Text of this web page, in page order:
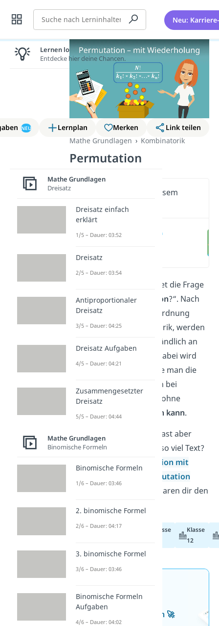
Suche Neu:
NEU Lernplan Merken
Link teilen
Mathe Grundlagen
Kombinatorik
Permutation
Wichtige Inhalte in diesem
Video
Permutation
Dieser Artikel beantwortet die Frage
Was ist eine Permutation?“. Nach
einer Definition und Einordnung
innerhalb der Kombinatorik, werden
die Permutationen verständlich an
Beispiel erklärt
. Dabei wird
jeweils unterschieden wie man die
Anzahl der Möglichkeiten bei
Permutationen mit oder ohne
Wiederholung
berechnen kann.
Du bist zwar textsicher hast aber
sicherlich keine Lust auf so viel Text?
Permutation mit
Permutation
ersparen dir den
Klasse
Klasse
12
Wissen mit unseren
kostenlosen Aufgaben 🚀
Lernen lohnt sich!
Entdecke hier deine Chancen.
Mathe Grundlagen
Dreisatz
Dreisatz einfach
erklärt
1/5 – Dauer: 03:52
Dreisatz
2/5 – Dauer: 03:54
Antiproportionaler
Dreisatz
3/5 – Dauer: 04:25
Dreisatz Aufgaben
4/5 – Dauer: 04:21
Zusammengesetzter
Dreisatz
5/5 – Dauer: 04:44
Mathe Grundlagen
Binomische Formeln
Binomische Formeln
1/6 – Dauer: 03:46
2. binomische Formel
2/6 – Dauer: 04:17
3. binomische Formel
3/6 – Dauer: 03:46
Binomische Formeln
Aufgaben
4/6 – Dauer: 04:02